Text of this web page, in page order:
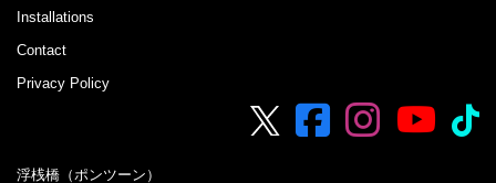
Installations
Contact
Privacy Policy
浮桟橋（ポンツーン）